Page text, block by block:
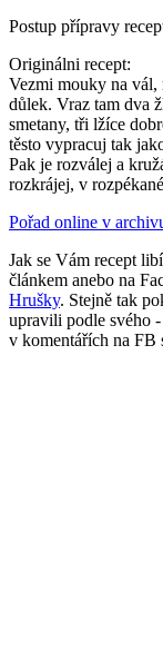
Postup přípravy
Originálni recept:
Vezmi mouky na vál,
důlek. Vraz tam dva
smetany, tři lžíce
těsto vypracuj tak
Pak je rozválej a
rozkrájej, v
Pořad online v
Jak se Vám recept
článkem anebo na
Hrušky. Stejně tak
upravili podle svého
v komentářích na FB